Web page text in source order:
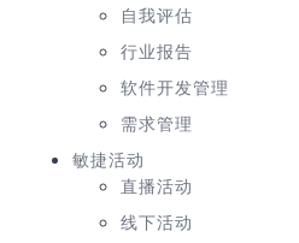
自我评估
行业报告
软件开发管理
需求管理
敏捷活动
直播活动
线下活动